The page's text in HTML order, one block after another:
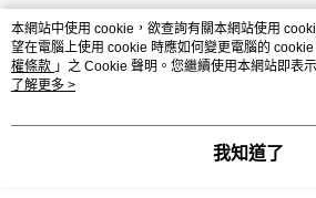
熱門標籤
本網站中使用 cookie，欲查詢有關本網站使用
望在電腦上使用 cookie 時應如何變更電腦的
權條款 」之 Cookie 聲明。您繼續使用本網站即表
用條款之 Cookie 聲明使用 cookie。
了解更多 >
我知道了